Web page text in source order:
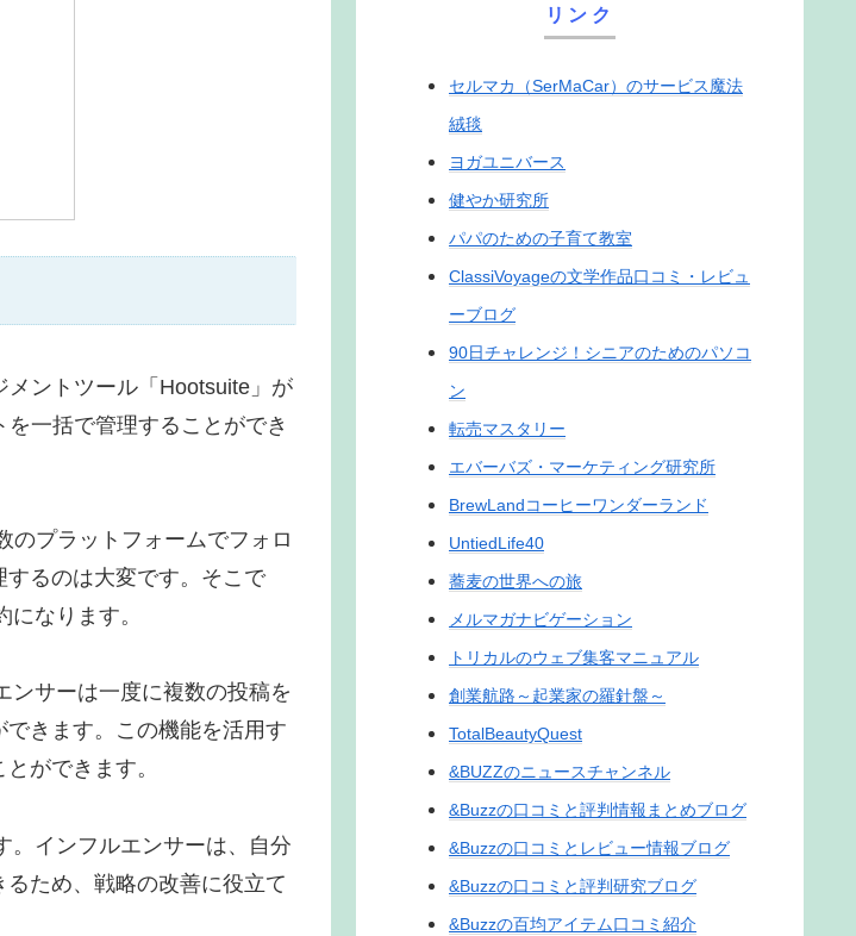
ントツール「Hootsuite」が
一括で管理することができ
のプラットフォームでフォロ
るのは大変です。そこで
なります。
ンサーは一度に複数の投稿を
きます。この機能を活用す
ができます。
。インフルエンサーは、自分
ため、戦略の改善に役立て
リンク
セルマカ（SerMaCar）のサービス魔法
絨毯
ヨガユニバース
健やか研究所
パパのための子育て教室
ClassiVoyageの文学作品口コミ・レビュ
ーブログ
90日チャレンジ！シニアのためのパソコ
ン
転売マスタリー
エバーバズ・マーケティング研究所
BrewLandコーヒーワンダーランド
UntiedLife40
蕎麦の世界への旅
メルマガナビゲーション
トリカルのウェブ集客マニュアル
創業航路～起業家の羅針盤～
TotalBeautyQuest
&BUZZのニュースチャンネル
&Buzzの口コミと評判情報まとめブログ
&Buzzの口コミとレビュー情報ブログ
&Buzzの口コミと評判研究ブログ
&Buzzの百均アイテム口コミ紹介